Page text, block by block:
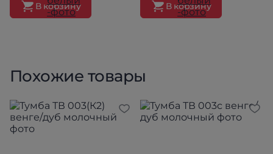
В корзину В корзину
Похожие товары